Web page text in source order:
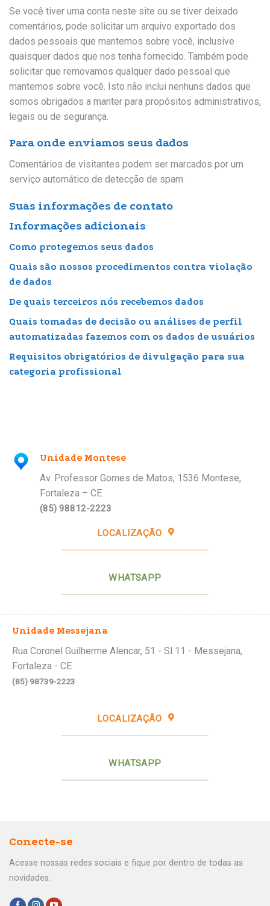
Se você tiver uma conta neste site ou se tiver deixado
comentários, pode solicitar um arquivo exportado dos
dados pessoais que mantemos sobre você, inclusive
quaisquer dados que nos tenha fornecido. Também pode
solicitar que removamos qualquer dado pessoal que
mantemos sobre você. Isto não inclui nenhuns dados que
somos obrigados a manter para propósitos administrativos,
legais ou de segurança.
Para onde enviamos seus dados
Comentários de visitantes podem ser marcados por um
serviço automático de detecção de spam.
Suas informações de contato
Informações adicionais
Como protegemos seus dados
Quais são nossos procedimentos contra violação
de dados
De quais terceiros nós recebemos dados
Quais tomadas de decisão ou análises de perfil
automatizadas fazemos com os dados de usuários
Requisitos obrigatórios de divulgação para sua
categoria profissional
Unidade Montese
Av. Professor Gomes de Matos, 1536 Montese,
Fortaleza – CE
(85) 98812-2223
LOCALIZAÇÃO
WHATSAPP
Unidade Messejana
Rua Coronel Guilherme Alencar, 51 - Sl 11 - Messejana,
Fortaleza - CE
(85) 98739-2223
LOCALIZAÇÃO
WHATSAPP
Conecte-se
Acesse nossas redes sociais e fique por dentro de todas as
novidades.